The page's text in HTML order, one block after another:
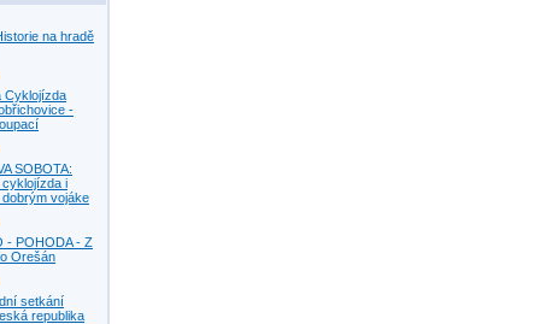
na hradě
Cyklojízda
-
SOBOTA:
i
vojáke
- POHODA - Z
Orešán
setkání
republika